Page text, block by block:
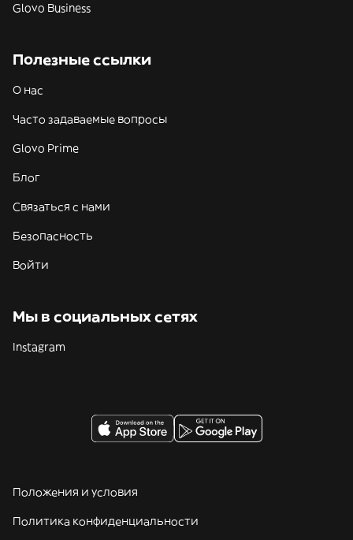
Glovo Business
Полезные ссылки
О нас
Часто задаваемые вопросы
Glovo Prime
Блог
Связаться с нами
Безопасность
Войти
Мы в социальных сетях
Instagram
Положения и условия
Политика конфиденциальности